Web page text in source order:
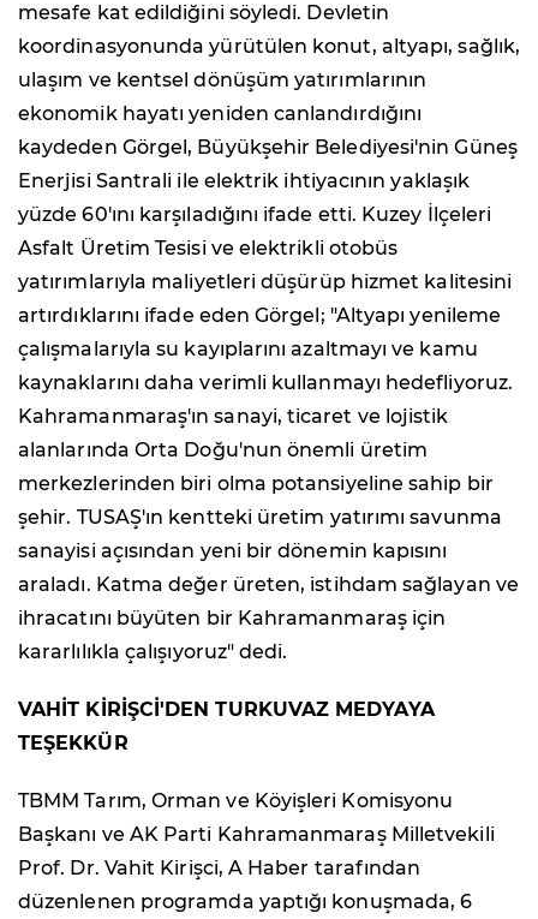
mesafe kat edildiğini söyledi. Devletin
koordinasyonunda yürütülen konut, altyapı, sağlık,
ulaşım ve kentsel dönüşüm yatırımlarının
ekonomik hayatı yeniden canlandırdığını
kaydeden Görgel, Büyükşehir Belediyesi'nin Güneş
Enerjisi Santrali ile elektrik ihtiyacının yaklaşık
yüzde 60'ını karşıladığını ifade etti. Kuzey İlçeleri
Asfalt Üretim Tesisi ve elektrikli otobüs
yatırımlarıyla maliyetleri düşürüp hizmet kalitesini
artırdıklarını ifade eden Görgel; "Altyapı yenileme
çalışmalarıyla su kayıplarını azaltmayı ve kamu
kaynaklarını daha verimli kullanmayı hedefliyoruz.
Kahramanmaraş'ın sanayi, ticaret ve lojistik
alanlarında Orta Doğu'nun önemli üretim
merkezlerinden biri olma potansiyeline sahip bir
şehir. TUSAŞ'ın kentteki üretim yatırımı savunma
sanayisi açısından yeni bir dönemin kapısını
araladı. Katma değer üreten, istihdam sağlayan ve
ihracatını büyüten bir Kahramanmaraş için
kararlılıkla çalışıyoruz" dedi.
VAHİT KİRİŞCİ'DEN TURKUVAZ MEDYAYA
TEŞEKKÜR
TBMM Tarım, Orman ve Köyişleri Komisyonu
Başkanı ve AK Parti Kahramanmaraş Milletvekili
Prof. Dr. Vahit Kirişci, A Haber tarafından
düzenlenen programda yaptığı konuşmada, 6